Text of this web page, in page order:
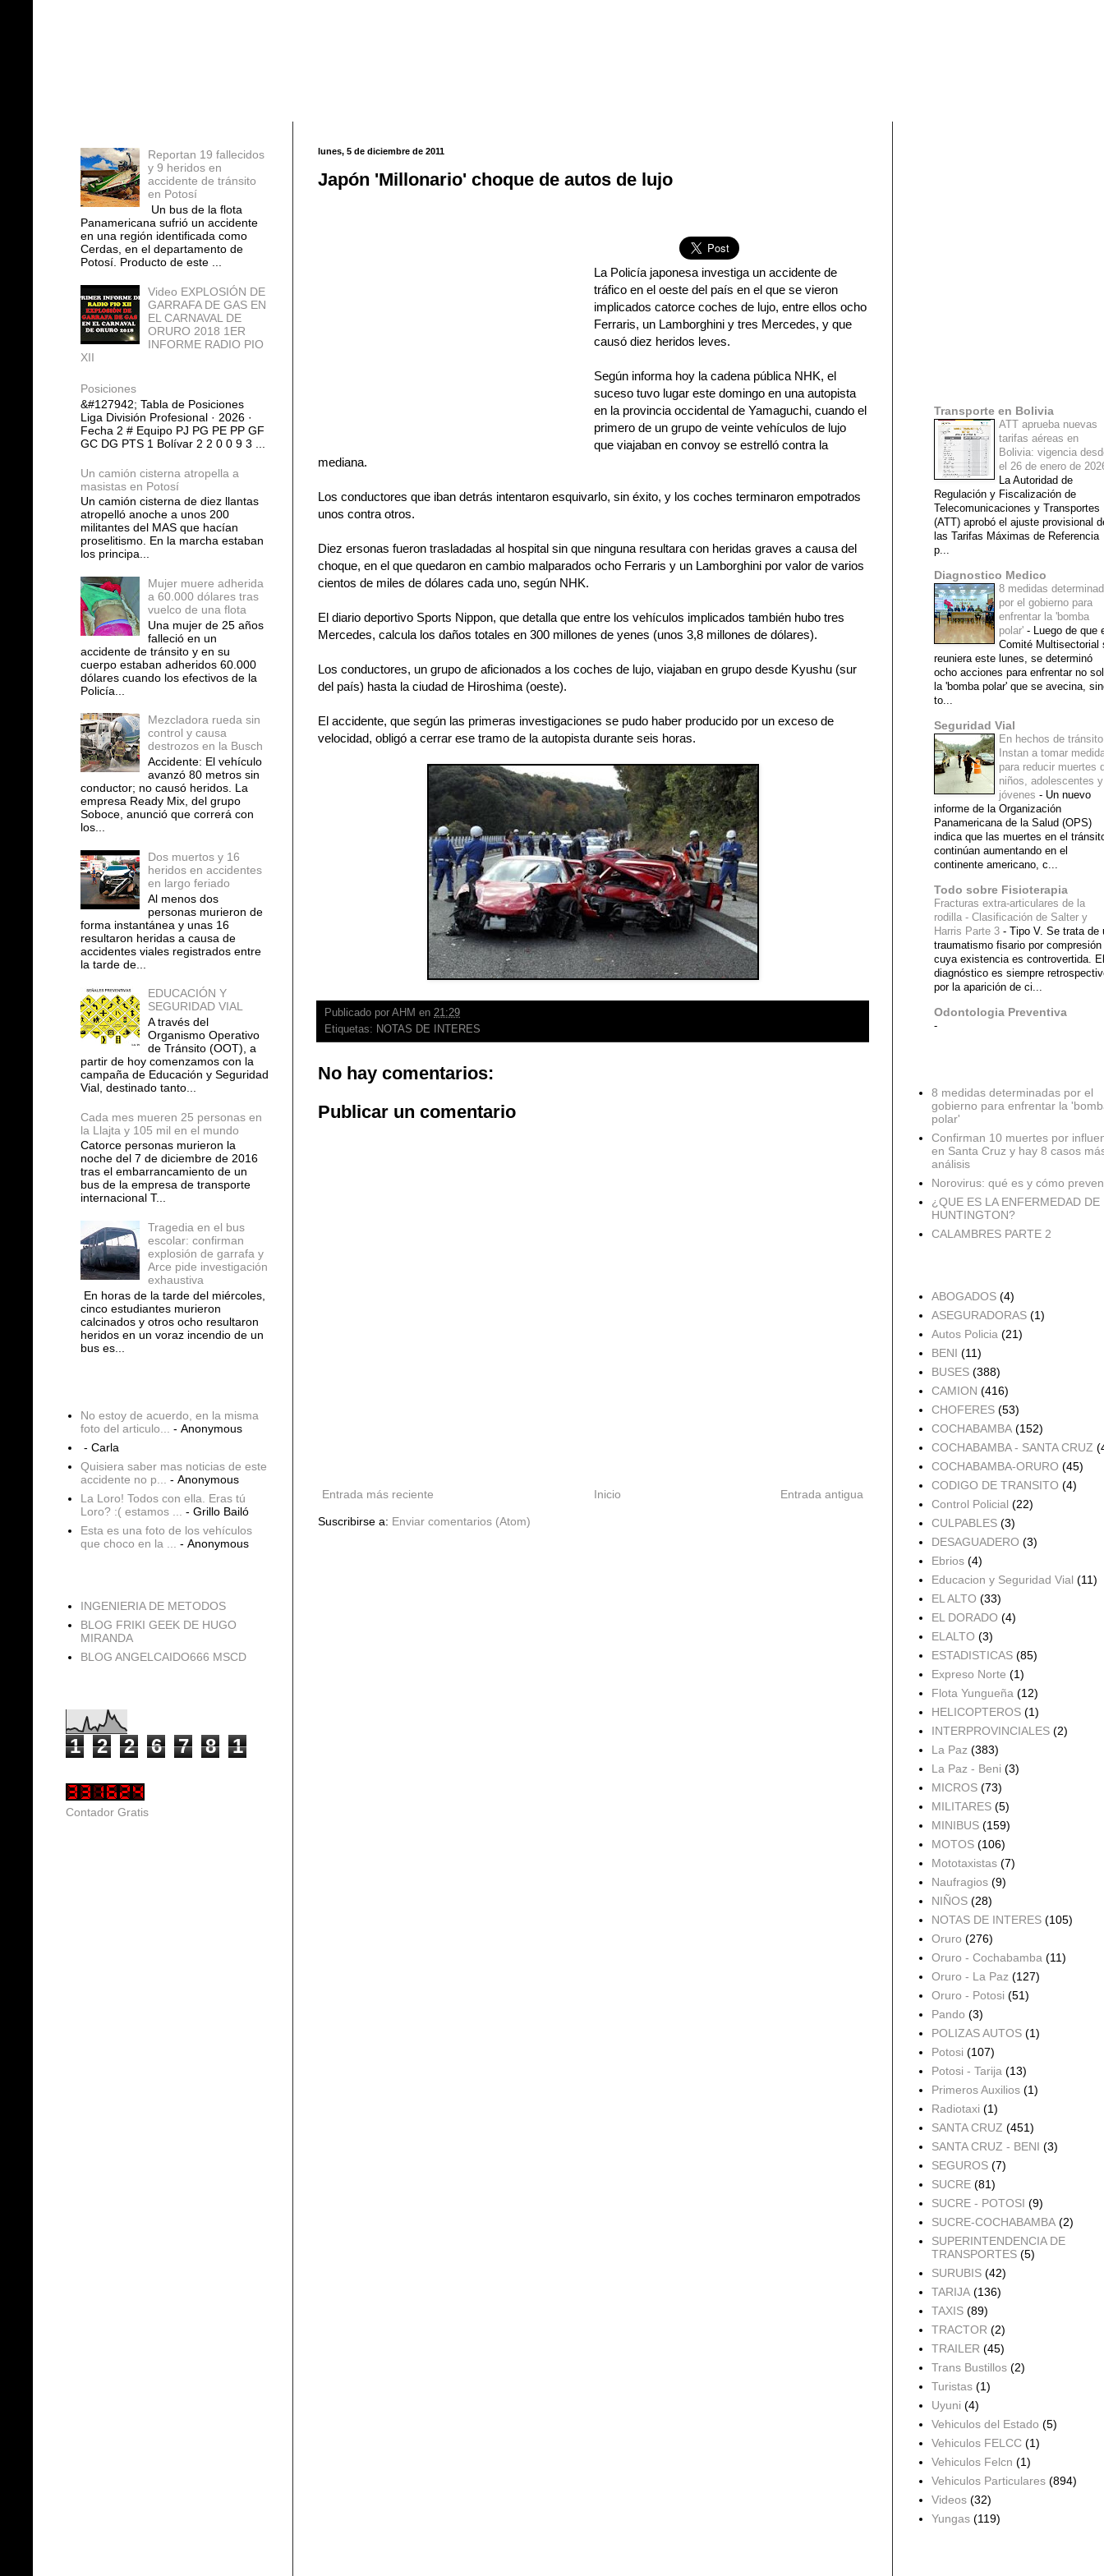
lunes, 5 de diciembre de 2011
Japón 'Millonario' choque de autos de lujo
La Policía japonesa investiga un accidente de
tráfico en el oeste del país en el que se vieron
implicados catorce coches de lujo, entre ellos ocho
Ferraris, un Lamborghini y tres Mercedes, y que
causó diez heridos leves.
Según informa hoy la cadena pública NHK, el
suceso tuvo lugar este domingo en una autopista
en la provincia occidental de Yamaguchi, cuando el
primero de un grupo de veinte vehículos de lujo
que viajaban en convoy se estrelló contra la
mediana.
Los conductores que iban detrás intentaron esquivarlo, sin éxito, y los coches terminaron empotrados
unos contra otros.
Diez ersonas fueron trasladadas al hospital sin que ninguna resultara con heridas graves a causa del
choque, en el que quedaron en cambio malparados ocho Ferraris y un Lamborghini por valor de varios
cientos de miles de dólares cada uno, según NHK.
El diario deportivo Sports Nippon, que detalla que entre los vehículos implicados también hubo tres
Mercedes, calcula los daños totales en 300 millones de yenes (unos 3,8 millones de dólares).
Los conductores, un grupo de aficionados a los coches de lujo, viajaban en grupo desde Kyushu (sur
del país) hasta la ciudad de Hiroshima (oeste).
El accidente, que según las primeras investigaciones se pudo haber producido por un exceso de
velocidad, obligó a cerrar ese tramo de la autopista durante seis horas.
Publicado por AHM en 21:29
Etiquetas: NOTAS DE INTERES
No hay comentarios:
Publicar un comentario
Entrada más reciente Entrada antigua
Inicio
Suscribirse a: Enviar comentarios (Atom)
Reportan 19 fallecidos
y 9 heridos en
accidente de tránsito
en Potosí
Un bus de la flota
Panamericana sufrió un accidente
en una región identificada como
Cerdas, en el departamento de
Potosí. Producto de este ...
Video EXPLOSIÓN DE
GARRAFA DE GAS EN
EL CARNAVAL DE
ORURO 2018 1ER
INFORME RADIO PIO
XII
Posiciones
&#127942; Tabla de Posiciones
Liga División Profesional · 2026 ·
Fecha 2 # Equipo PJ PG PE PP GF
GC DG PTS 1 Bolívar 2 2 0 0 9 3 ...
Un camión cisterna atropella a
masistas en Potosí
Un camión cisterna de diez llantas
atropelló anoche a unos 200
militantes del MAS que hacían
proselitismo. En la marcha estaban
los principa...
Mujer muere adherida
a 60.000 dólares tras
vuelco de una flota
Una mujer de 25 años
falleció en un
accidente de tránsito y en su
cuerpo estaban adheridos 60.000
dólares cuando los efectivos de la
Policía...
Mezcladora rueda sin
control y causa
destrozos en la Busch
Accidente: El vehículo
avanzó 80 metros sin
conductor; no causó heridos. La
empresa Ready Mix, del grupo
Soboce, anunció que correrá con
los...
Dos muertos y 16
heridos en accidentes
en largo feriado
Al menos dos
personas murieron de
forma instantánea y unas 16
resultaron heridas a causa de
accidentes viales registrados entre
la tarde de...
EDUCACIÓN Y
SEGURIDAD VIAL
A través del
Organismo Operativo
de Tránsito (OOT), a
partir de hoy comenzamos con la
campaña de Educación y Seguridad
Vial, destinado tanto...
Cada mes mueren 25 personas en
la Llajta y 105 mil en el mundo
Catorce personas murieron la
noche del 7 de diciembre de 2016
tras el embarrancamiento de un
bus de la empresa de transporte
internacional T...
Tragedia en el bus
escolar: confirman
explosión de garrafa y
Arce pide investigación
exhaustiva
En horas de la tarde del miércoles,
cinco estudiantes murieron
calcinados y otros ocho resultaron
heridos en un voraz incendio de un
bus es...
No estoy de acuerdo, en la misma
foto del articulo...
- Anonymous
- Carla
Quisiera saber mas noticias de este
accidente no p...
- Anonymous
La Loro! Todos con ella. Eras tú
Loro? :( estamos ...
- Grillo Bailó
Esta es una foto de los vehículos
que choco en la ...
- Anonymous
INGENIERIA DE METODOS
BLOG FRIKI GEEK DE HUGO
MIRANDA
BLOG ANGELCAIDO666 MSCD
1 2 2 6 7 8 1
Contador Gratis
Transporte en Bolivia
ATT aprueba nuevas
tarifas aéreas en
Bolivia: vigencia
el 26 de enero de
La Autoridad de
Regulación y Fiscalización de
Telecomunicaciones y Transportes
(ATT) aprobó el ajuste provisional
las Tarifas Máximas de Referencia
p...
Diagnostico Medico
8 medidas
por el gobierno para
enfrentar la 'bomba
polar' - Luego de que
Comité Multisectorial
reuniera este lunes, se determinó
ocho acciones para enfrentar no
la 'bomba polar' que se avecina,
to...
Seguridad Vial
En hechos de tránsito
Instan a tomar
para reducir muertes
niños, adolescentes y
jóvenes - Un nuevo
informe de la Organización
Panamericana de la Salud (OPS)
indica que las muertes en el
continúan aumentando en el
continente americano, c...
Todo sobre Fisioterapia
Fracturas extra-articulares de la
rodilla - Clasificación de Salter y
Harris Parte 3 - Tipo V. Se trata de
traumatismo fisario por compresión
cuya existencia es controvertida. El
diagnóstico es siempre
por la aparición de ci...
Odontologia Preventiva
-
8 medidas determinadas por el
gobierno para enfrentar la
polar'
Confirman 10 muertes por
en Santa Cruz y hay 8 casos
análisis
Norovirus: qué es y cómo
¿QUE ES LA ENFERMEDAD DE
HUNTINGTON?
CALAMBRES PARTE 2
ABOGADOS (4)
ASEGURADORAS (1)
Autos Policia (21)
BENI (11)
BUSES (388)
CAMION (416)
CHOFERES (53)
COCHABAMBA (152)
COCHABAMBA - SANTA CRUZ
COCHABAMBA-ORURO (45)
CODIGO DE TRANSITO (4)
Control Policial (22)
CULPABLES (3)
DESAGUADERO (3)
Ebrios (4)
Educacion y Seguridad Vial (11)
EL ALTO (33)
EL DORADO (4)
ELALTO (3)
ESTADISTICAS (85)
Expreso Norte (1)
Flota Yungueña (12)
HELICOPTEROS (1)
INTERPROVINCIALES (2)
La Paz (383)
La Paz - Beni (3)
MICROS (73)
MILITARES (5)
MINIBUS (159)
MOTOS (106)
Mototaxistas (7)
Naufragios (9)
NIÑOS (28)
NOTAS DE INTERES (105)
Oruro (276)
Oruro - Cochabamba (11)
Oruro - La Paz (127)
Oruro - Potosi (51)
Pando (3)
POLIZAS AUTOS (1)
Potosi (107)
Potosi - Tarija (13)
Primeros Auxilios (1)
Radiotaxi (1)
SANTA CRUZ (451)
SANTA CRUZ - BENI (3)
SEGUROS (7)
SUCRE (81)
SUCRE - POTOSI (9)
SUCRE-COCHABAMBA (2)
SUPERINTENDENCIA DE
TRANSPORTES (5)
SURUBIS (42)
TARIJA (136)
TAXIS (89)
TRACTOR (2)
TRAILER (45)
Trans Bustillos (2)
Turistas (1)
Uyuni (4)
Vehiculos del Estado (5)
Vehiculos FELCC (1)
Vehiculos Felcn (1)
Vehiculos Particulares (894)
Videos (32)
Yungas (119)